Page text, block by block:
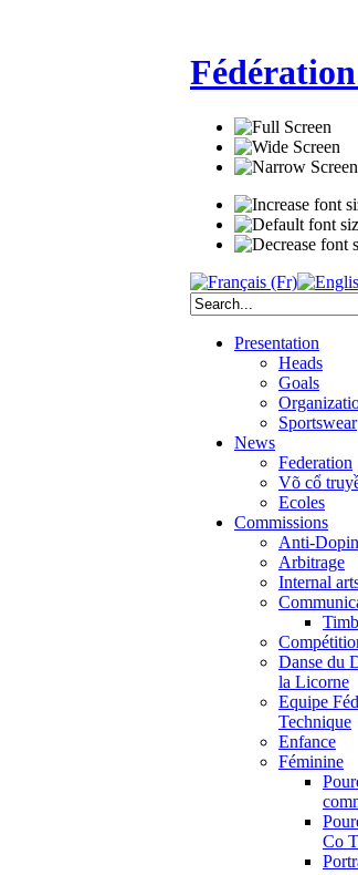
Presentation
Heads
Goals
Sportswear
News
Federation
Võ cổ
Ecoles
Commissions
Anti-
Arbitrage
Internal
Danse du
la Licorne
Equipe
Technique
Enfance
Féminine
Co